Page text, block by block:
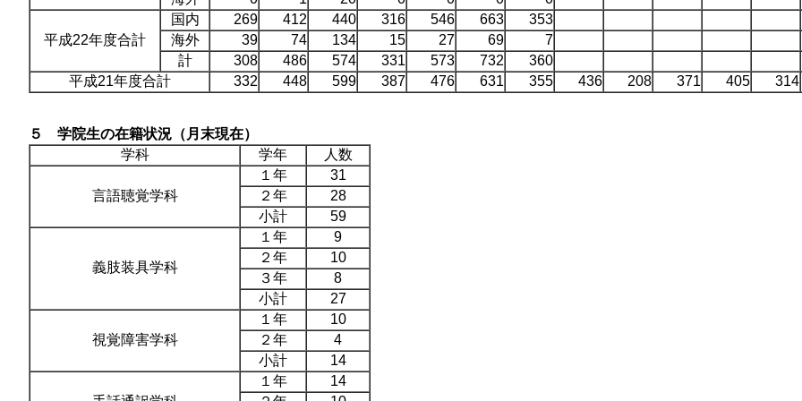
平成22年度合計
国内 269 412 440 316 546 663 353
海外
39 74 134 15 27 69 7
計
308 486 574 331 573 732 360
平成21年度合計
332 448 599 387 476 631 355 436 208 371 405 314
５ 学院生の在籍状況（月末現在）
学科
学年 人数
言語聴覚学科
１年
31
２年
28
小計
59
義肢装具学科
１年
9
２年
10
３年
8
小計
27
視覚障害学科
１年
10
２年
4
小計
14
１年
14